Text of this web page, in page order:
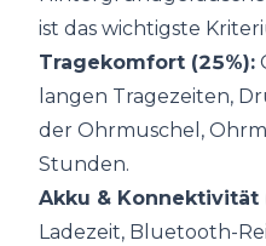
ist das wichtigste
Tragekomfort (25%):
langen Tragezeiten,
der Ohrmuschel,
Stunden.
Akku & Konnektivität
Ladezeit, Bluetooth-